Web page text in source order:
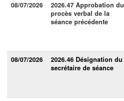
08/07/2026
2026.47 Approbation du
procès verbal de la
séance précédente
08/07/2026
2026.46 Désignation du
secrétaire de séance